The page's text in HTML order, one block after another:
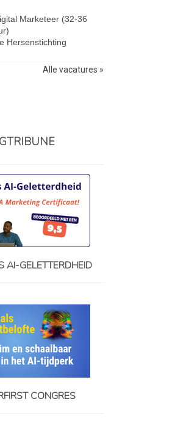
Marketeer (32-36
Hersenstichting
Alle vacatures »
AI-GELETTERDHEID
CONGRES